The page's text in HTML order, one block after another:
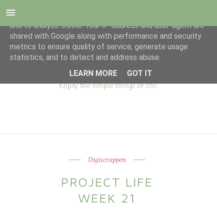
Digiscrappen
PROJECT LIFE
WEEK 21
This site uses cookies from Google to deliver its services
and to analyze traffic. Your IP address and user-agent are
shared with Google along with performance and security
metrics to ensure quality of service, generate usage
statistics, and to detect and address abuse.
LEARN MORE
GOT IT